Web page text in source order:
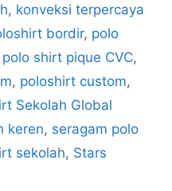
, konveksi terpercaya
bordir, polo
polo shirt pique CVC,
, poloshirt custom,
Sekolah Global
keren, seragam polo
sekolah, Stars